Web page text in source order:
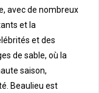
avec de nombreux
et la
et des
de sable, où la
saison,
Beaulieu est